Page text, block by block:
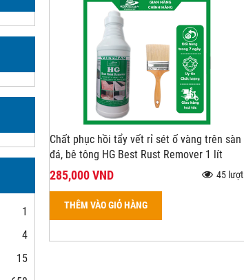
1
4
15
Chất phục hồi tẩy vết rỉ sét ố vàng trên sàn
đá, bê tông HG Best Rust Remover 1 lít
285,000 VND 45 lượt
THÊM VÀO GIỎ HÀNG